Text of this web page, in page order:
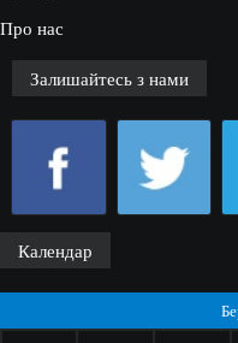
Про нас
Залишайтесь з нами
Календар